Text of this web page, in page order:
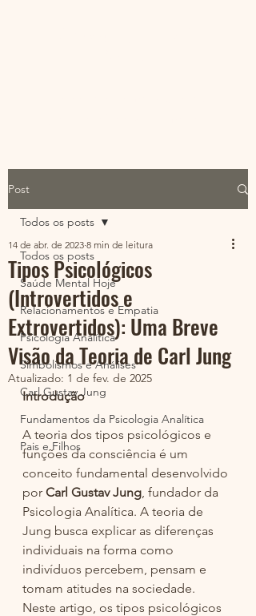
Post
Todos os posts
Saúde Mental Hoje
Relacionamentos e Empatia
Psicologia Analítica
Simbolismos e Análises
Carl Gustav Jung
Fundamentos da Psicologia Analítica
Pais e Filhos
Todos os posts
Tipos Psicológicos
(Introvertidos e
Extrovertidos): Uma Breve
Visão da Teoria de Carl Jung
14 de abr. de 2023 8 min de leitura
Atualizado: 1 de fev. de 2025
Introdução
A teoria dos tipos psicológicos e
funções da consciência é um
conceito fundamental desenvolvido
por Carl Gustav Jung, fundador da
Psicologia Analítica. A teoria de
Jung busca explicar as diferenças
individuais na forma como
indivíduos percebem, pensam e
tomam atitudes na sociedade.
Neste artigo, os tipos psicológicos